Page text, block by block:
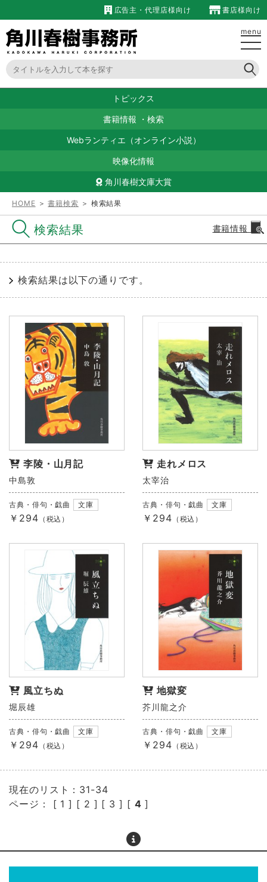
広告主・代理店様向け 書店様向け
menu
トピックス
書籍情報 ・ 検索
Webランティエ（オンライン小説）
映像化情報
角川春樹文庫大賞
HOME ＞書籍検索 ＞ 検索結果
検索結果 書籍情報
検索結果は以下の通りです。
李陵・山月記
中島敦
古典・俳句・戯曲 文庫
￥294 （税込）
走れメロス
太宰治
古典・俳句・戯曲 文庫
￥294 （税込）
風立ちぬ
堀辰雄
古典・俳句・戯曲 文庫
￥294 （税込）
地獄変
芥川龍之介
古典・俳句・戯曲 文庫
￥294 （税込）
現在のリスト：31-34
ページ： [ 1 ] [ 2 ] [ 3 ] [ 4 ]